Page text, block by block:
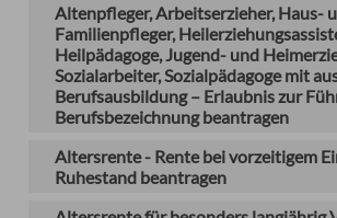
Altenpfleger, Arbeitserzieher, Haus-
Familienpfleger,
Heilpädagoge, Jugend- und
Sozialarbeiter, Sozialpädagoge mit
Berufsausbildung – Erlaubnis zur
Berufsbezeichnung beantragen
Altersrente - Rente bei vorzeitigem
Ruhestand beantragen